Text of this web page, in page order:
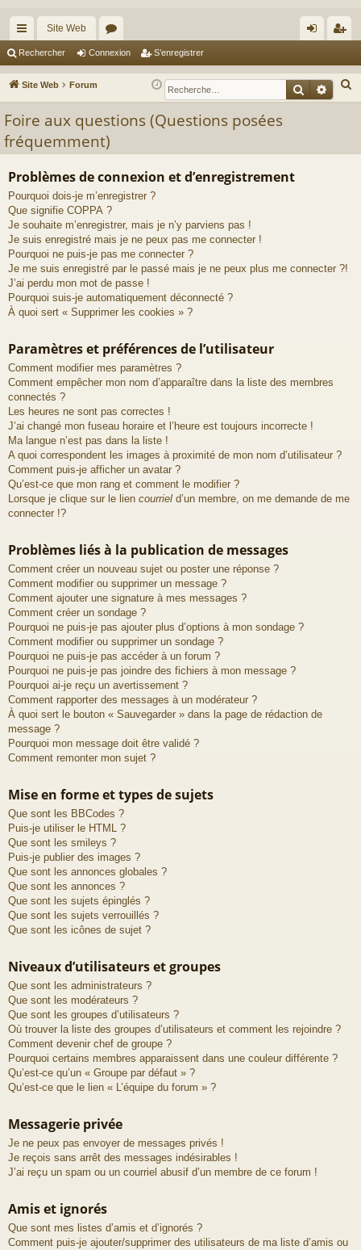
cc
ès
ra
pi
de
Site Web
or
u
m
s
ne
xi
nr
eg
Rechercher Connexion S’enregistrer
Site Web Forum
e
e
Foire aux questions (Questions posées
fréquemment)
Problèmes de connexion et d’enregistrement
Pourquoi dois-je m’enregistrer ?
Que signifie COPPA ?
Je souhaite m’enregistrer, mais je n’y parviens pas !
Je suis enregistré mais je ne peux pas me connecter !
Pourquoi ne puis-je pas me connecter ?
Je me suis enregistré par le passé mais je ne peux plus me connecter ?!
J’ai perdu mon mot de passe !
Pourquoi suis-je automatiquement déconnecté ?
À quoi sert « Supprimer les cookies » ?
Paramètres et préférences de l’utilisateur
Comment modifier mes paramètres ?
Comment empêcher mon nom d’apparaître dans la liste des membres
connectés ?
Les heures ne sont pas correctes !
J’ai changé mon fuseau horaire et l’heure est toujours incorrecte !
Ma langue n’est pas dans la liste !
A quoi correspondent les images à proximité de mon nom d’utilisateur ?
Comment puis-je afficher un avatar ?
Qu’est-ce que mon rang et comment le modifier ?
Lorsque je clique sur le lien courriel d’un membre, on me demande de me
connecter !?
Problèmes liés à la publication de messages
Comment créer un nouveau sujet ou poster une réponse ?
Comment modifier ou supprimer un message ?
Comment ajouter une signature à mes messages ?
Comment créer un sondage ?
Pourquoi ne puis-je pas ajouter plus d’options à mon sondage ?
Comment modifier ou supprimer un sondage ?
Pourquoi ne puis-je pas accéder à un forum ?
Pourquoi ne puis-je pas joindre des fichiers à mon message ?
Pourquoi ai-je reçu un avertissement ?
Comment rapporter des messages à un modérateur ?
À quoi sert le bouton « Sauvegarder » dans la page de rédaction de
message ?
Pourquoi mon message doit être validé ?
Comment remonter mon sujet ?
Mise en forme et types de sujets
Que sont les BBCodes ?
Puis-je utiliser le HTML ?
Que sont les smileys ?
Puis-je publier des images ?
Que sont les annonces globales ?
Que sont les annonces ?
Que sont les sujets épinglés ?
Que sont les sujets verrouillés ?
Que sont les icônes de sujet ?
Niveaux d’utilisateurs et groupes
Que sont les administrateurs ?
Que sont les modérateurs ?
Que sont les groupes d’utilisateurs ?
Où trouver la liste des groupes d’utilisateurs et comment les rejoindre ?
Comment devenir chef de groupe ?
Pourquoi certains membres apparaissent dans une couleur différente ?
Qu’est-ce qu’un « Groupe par défaut » ?
Qu’est-ce que le lien « L’équipe du forum » ?
Messagerie privée
Je ne peux pas envoyer de messages privés !
Je reçois sans arrêt des messages indésirables !
J’ai reçu un spam ou un courriel abusif d’un membre de ce forum !
Amis et ignorés
Que sont mes listes d’amis et d’ignorés ?
Comment puis-je ajouter/supprimer des utilisateurs de ma liste d’amis ou